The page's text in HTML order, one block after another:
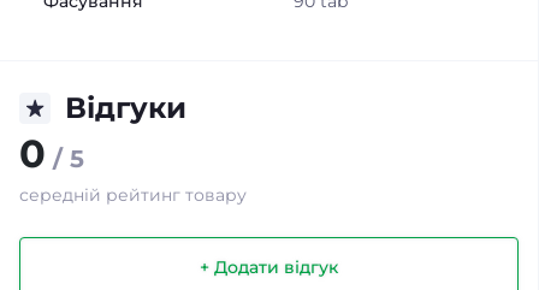
Відгуки
0 / 5
середній рейтинг товару
+ Додати відгук